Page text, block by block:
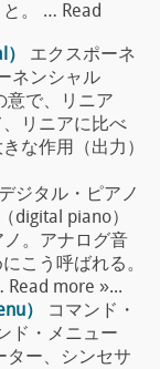
。 … Read
エクスポーネ
ネンシャル
意で、リニア
、リニアに比べ
な作用（出力）
デジタル・ピアノ
digital piano）
。アナログ音
こう呼ばれる。
more »...
）
コマンド・
ド・メニュー
ター、シンセサ